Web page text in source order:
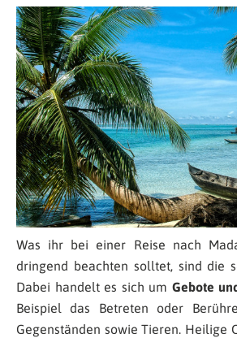
Was ihr bei einer Reise nach
dringend beachten solltet, sind die
Dabei handelt es sich um Gebote
Beispiel das Betreten oder
Gegenständen sowie Tieren. Heilige